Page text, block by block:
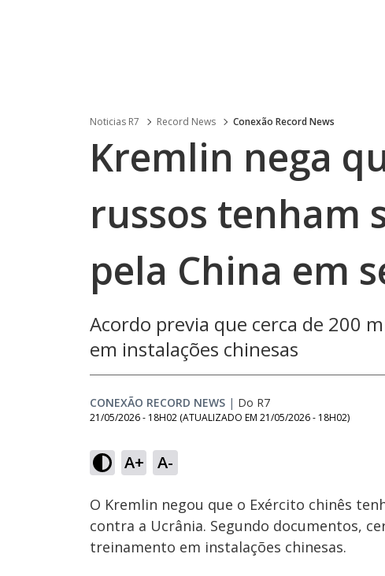
Noticias R7 Record News Conexão Record News
Kremlin nega
russos tenham
pela China em
Acordo previa que cerca de 200
em instalações chinesas
CONEXÃO RECORD NEWS | Do R7
21/05/2026 - 18H02 (ATUALIZADO EM 21/05/2026 - 18H02)
A+ A-
Ativar
Som
O Kremlin negou que o Exército chinês
contra a Ucrânia. Segundo documentos,
treinamento em instalações chinesas.